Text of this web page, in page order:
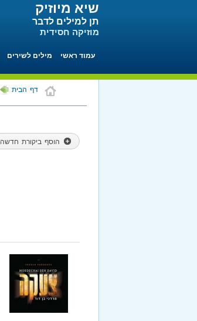
שיא מיוזיק
תן למילים לדבר
מוזיקה חסידית
עמוד ראשי מילים לשירים
דף הבית
הוסף ביקורת חדשה